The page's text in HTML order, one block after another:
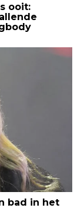
ooit:
bad in het